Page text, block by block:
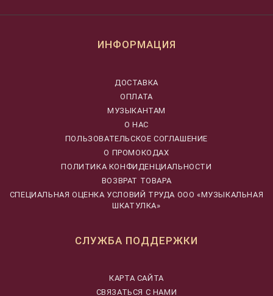
ИНФОРМАЦИЯ
ДОСТАВКА
ОПЛАТА
МУЗЫКАНТАМ
О НАС
ПОЛЬЗОВАТЕЛЬСКОЕ СОГЛАШЕНИЕ
О ПРОМОКОДАХ
ПОЛИТИКА КОНФИДЕНЦИАЛЬНОСТИ
ВОЗВРАТ ТОВАРА
CПЕЦИАЛЬНАЯ ОЦЕНКА УСЛОВИЙ ТРУДА ООО «МУЗЫКАЛЬНАЯ
ШКАТУЛКА»
СЛУЖБА ПОДДЕРЖКИ
КАРТА САЙТА
СВЯЗАТЬСЯ С НАМИ